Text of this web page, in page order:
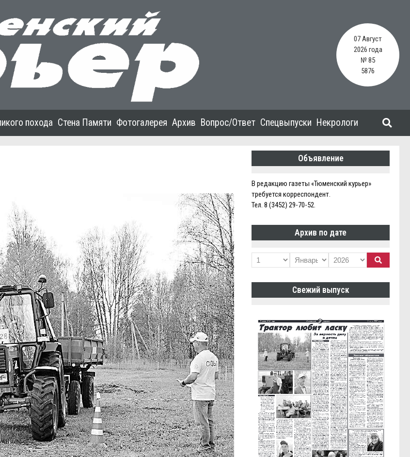
07 Август
2026 года
№ 85
5876
похода Стена Памяти Фотогалерея Архив Вопрос/Ответ Спецвыпуски Некрологи
Объявление
В редакцию газеты «Тюменский курьер»
требуется корреспондент.
Тел. 8 (3452) 29-70-52.
Архив по дате
Свежий выпуск